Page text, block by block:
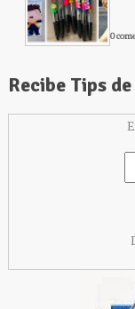
0
Recibe Tips